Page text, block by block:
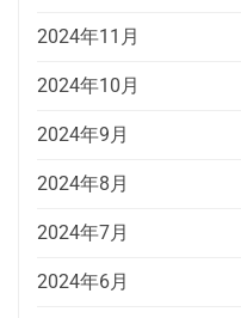
2024年11月
2024年10月
2024年9月
2024年8月
2024年7月
2024年6月